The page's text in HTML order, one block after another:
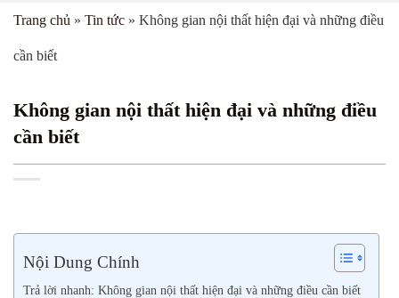
Trang chủ » Tin tức » Không gian nội thất hiện đại và những điều
cần biết
Không gian nội thất hiện đại và những điều
cần biết
Nội Dung Chính
Trả lời nhanh: Không gian nội thất hiện đại và những điều cần biết